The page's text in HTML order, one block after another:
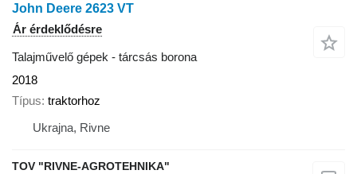
John Deere 2623 VT
Ár érdeklődésre
Talajművelő gépek - tárcsás borona
2018
Típus traktorhoz
Ukrajna, Rivne
TOV "RIVNE-AGROTEHNIKA"